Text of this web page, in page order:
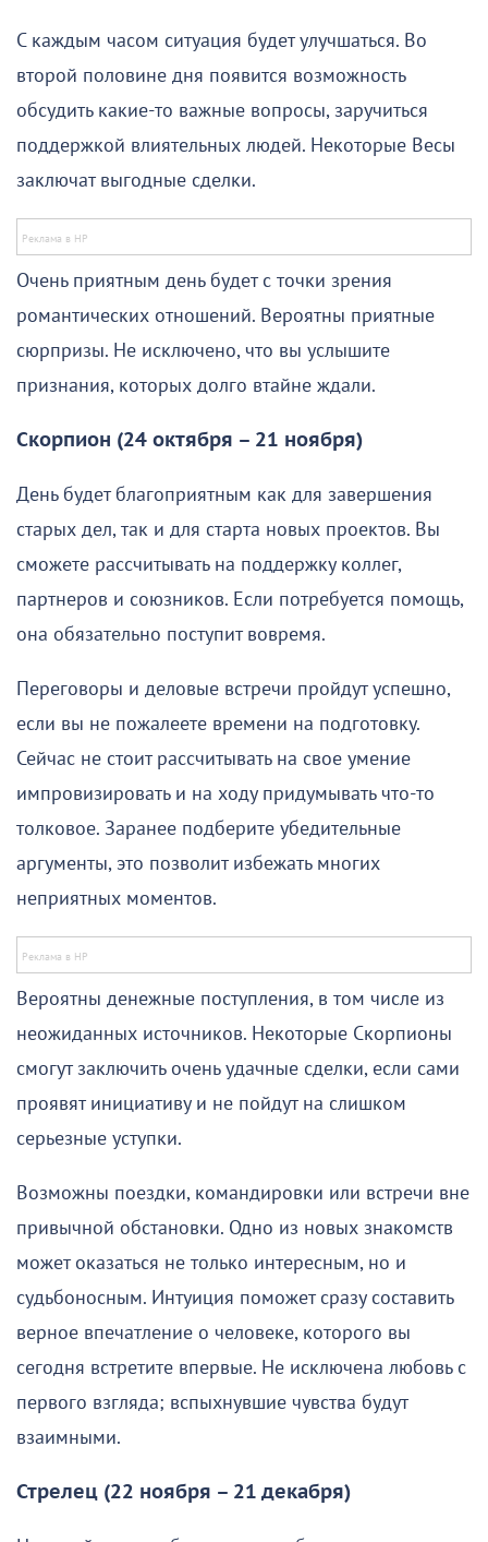
С каждым часом ситуация будет улучшаться. Во
второй половине дня появится возможность
обсудить какие-то важные вопросы, заручиться
поддержкой влиятельных людей. Некоторые Весы
заключат выгодные сделки.
Очень приятным день будет с точки зрения
романтических отношений. Вероятны приятные
сюрпризы. Не исключено, что вы услышите
признания, которых долго втайне ждали.
Скорпион (24 октября – 21 ноября)
День будет благоприятным как для завершения
старых дел, так и для старта новых проектов. Вы
сможете рассчитывать на поддержку коллег,
партнеров и союзников. Если потребуется помощь,
она обязательно поступит вовремя.
Переговоры и деловые встречи пройдут успешно,
если вы не пожалеете времени на подготовку.
Сейчас не стоит рассчитывать на свое умение
импровизировать и на ходу придумывать что-то
толковое. Заранее подберите убедительные
аргументы, это позволит избежать многих
неприятных моментов.
Вероятны денежные поступления, в том числе из
неожиданных источников. Некоторые Скорпионы
смогут заключить очень удачные сделки, если сами
проявят инициативу и не пойдут на слишком
серьезные уступки.
Возможны поездки, командировки или встречи вне
привычной обстановки. Одно из новых знакомств
может оказаться не только интересным, но и
судьбоносным. Интуиция поможет сразу составить
верное впечатление о человеке, которого вы
сегодня встретите впервые. Не исключена любовь с
первого взгляда; вспыхнувшие чувства будут
взаимными.
Стрелец (22 ноября – 21 декабря)